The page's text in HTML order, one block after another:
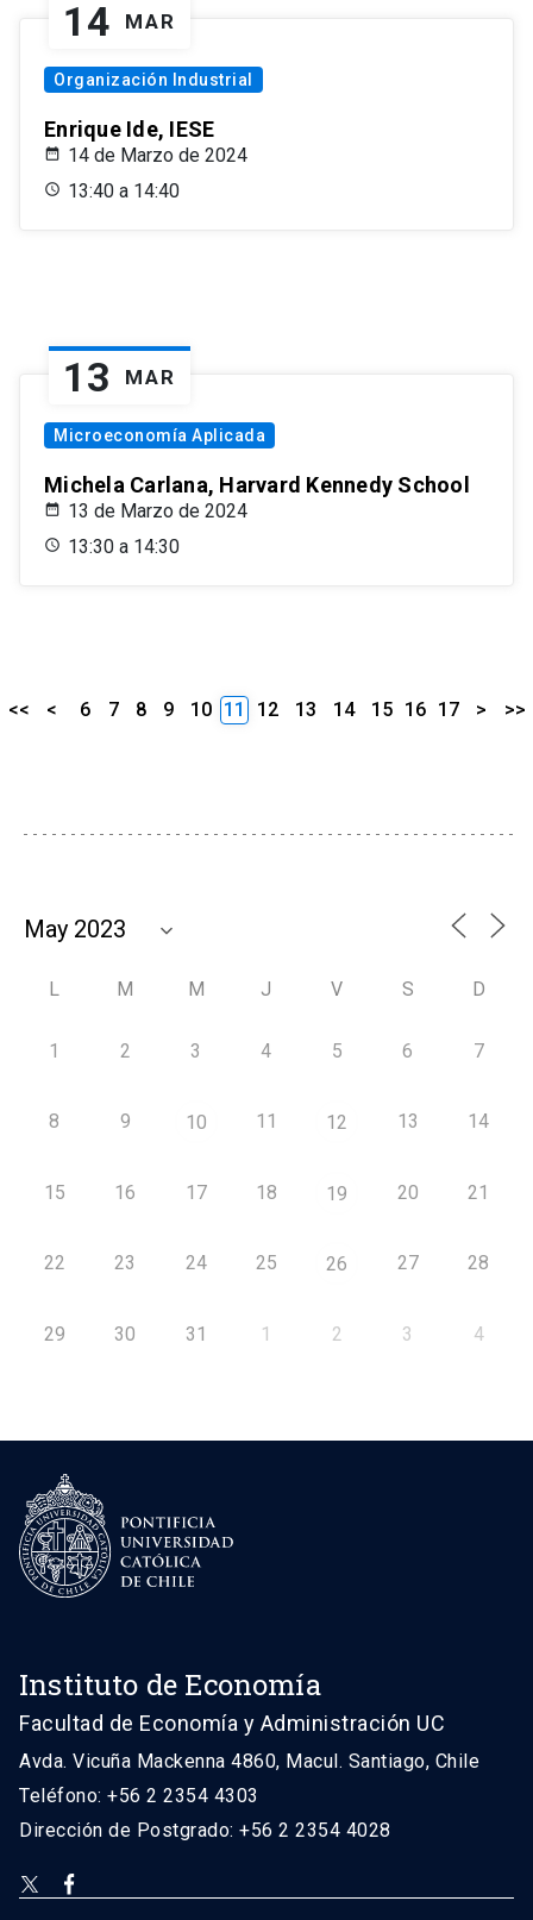
14 MAR
Organización Industrial
Enrique Ide, IESE
14 de Marzo de 2024
13:40 a 14:40
13 MAR
Microeconomía Aplicada
Michela Carlana, Harvard Kennedy School
13 de Marzo de 2024
13:30 a 14:30
<< < 6 7 8 9 10 11 12 13 14 15 16 17 > >>
L M M J V S D
1 2 3 4 5 6 7
8 9 10 11 12 13 14
15 16 17 18 19 20 21
22 23 24 25 26 27 28
29 30 31 1 2 3 4
Instituto de Economía
Facultad de Economía y Administración UC
Avda. Vicuña Mackenna 4860, Macul. Santiago, Chile
Teléfono: +56 2 2354 4303
Dirección de Postgrado: +56 2 2354 4028